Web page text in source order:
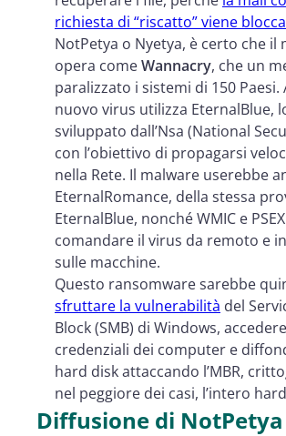
richiesta di “riscatto” viene
NotPetya o Nyetya, è certo che il
opera comeWannacry, che un
paralizzato i sistemi di 150 Paesi.
nuovo virus utilizza EternalBlue,
sviluppato dall’Nsa (National
con l’obiettivo di propagarsi
nella Rete. Il malware userebbe
EternalRomance, della stessa
EternalBlue, nonché WMIC e
comandare il virus da remoto e
sulle macchine.
Questo ransomware sarebbe
sfruttare la vulnerabilità del
Block (SMB) di Windows,
credenziali dei computer e
hard disk attaccando l’MBR,
nel peggiore dei casi, l’intero
Diffusione di NotPetya